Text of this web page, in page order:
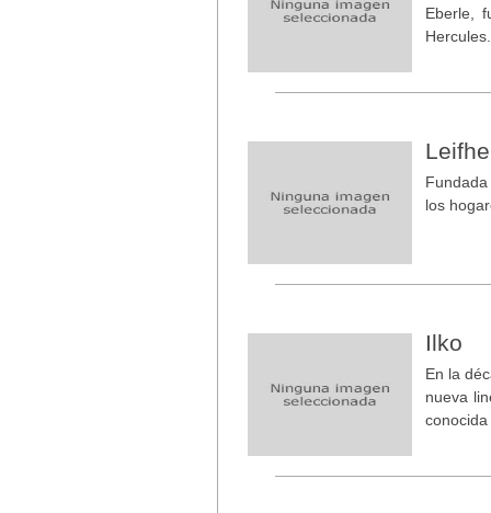
Eberle,
los
Ilko
En la
nueva